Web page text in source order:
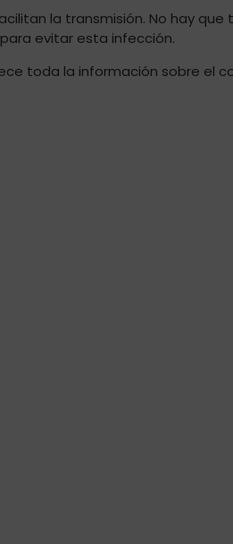
la transmisión. No hay
evitar esta infección.
toda la información sobre el